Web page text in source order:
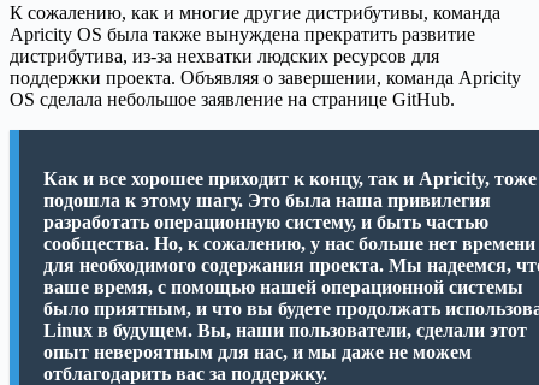
К сожалению, как и многие другие дистрибутивы, команда
Apricity OS была также вынуждена прекратить развитие
дистрибутива, из-за нехватки людских ресурсов для
поддержки проекта. Объявляя о завершении, команда Apricity
OS сделала небольшое заявление на странице GitHub.
Как и все хорошее приходит к концу, так и Apricity, тоже
подошла к этому шагу. Это была наша привилегия
разработать операционную систему, и быть частью
сообщества. Но, к сожалению, у нас больше нет времени
для необходимого содержания проекта. Мы надеемся,
ваше время, с помощью нашей операционной системы
было приятным, и что вы будете продолжать
Linux в будущем. Вы, наши пользователи, сделали этот
опыт невероятным для нас, и мы даже не можем
отблагодарить вас за поддержку.